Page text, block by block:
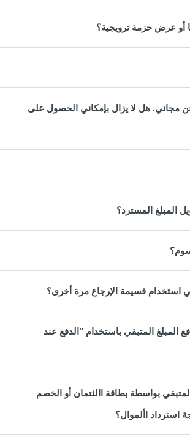
على شحن مجاني. هل لا يزال بإمكاني الحصول على
المبلغ المسترد؟
استخدام قسيمة الإرجاع مرة أخرى؟
المتبقي باستخدام "الدفع عند
بواسطة بطاقة االئتمان أو الخصم